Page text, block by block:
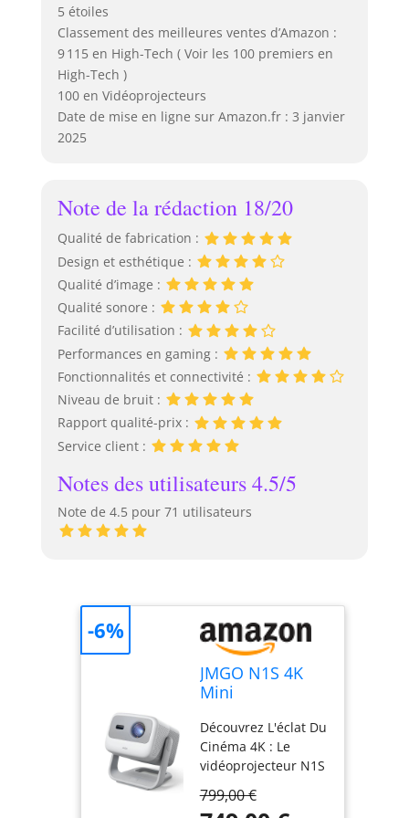
5 étoiles
Classement des meilleures ventes d’Amazon :
9 115 en High-Tech ( Voir les 100 premiers en
High-Tech )
100 en Vidéoprojecteurs
Date de mise en ligne sur Amazon.fr : 3 janvier
2025
Note de la rédaction 18/20
Qualité de fabrication :
Design et esthétique :
Qualité d’image :
Qualité sonore :
Facilité d’utilisation :
Performances en gaming :
Fonctionnalités et connectivité :
Niveau de bruit :
Rapport qualité-prix :
Service client :
Notes des utilisateurs 4.5/5
Note de 4.5 pour 71 utilisateurs
JMGO N1S 4K
Mini
Triple Laser,
1100 ISO
Lumens, Google
TV
Découvrez L'éclat Du
Cinéma 4K : Le
vidéoprojecteur N1S
expérience
799,00 €
-6%